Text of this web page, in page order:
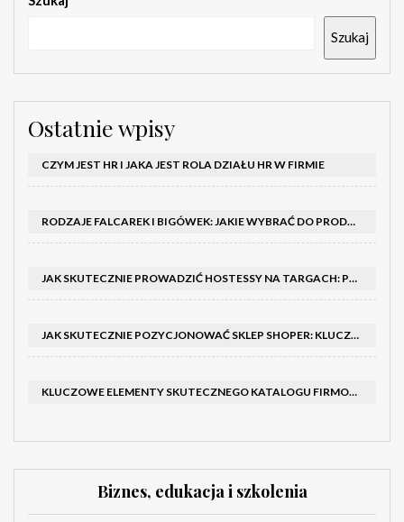
Szukaj
Ostatnie wpisy
CZYM JEST HR I JAKA JEST ROLA DZIAŁU HR W FIRMIE
RODZAJE FALCAREK I BIGÓWEK: JAKIE WYBRAĆ DO PRODUKCJI?
JAK SKUTECZNIE PROWADZIĆ HOSTESSY NA TARGACH: PORADNIK I SZKOLENIA
JAK SKUTECZNIE POZYCJONOWAĆ SKLEP SHOPER: KLUCZOWE KROKI I STRATEGIE
KLUCZOWE ELEMENTY SKUTECZNEGO KATALOGU FIRMOWEGO I BROSZURY
Biznes, edukacja i szkolenia